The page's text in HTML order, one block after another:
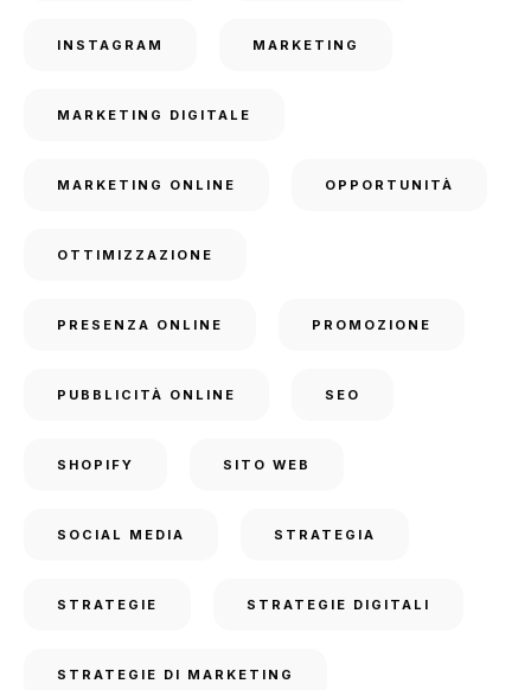
INSTAGRAM MARKETING
MARKETING DIGITALE
MARKETING ONLINE OPPORTUNITÀ
OTTIMIZZAZIONE
PRESENZA ONLINE PROMOZIONE
PUBBLICITÀ ONLINE SEO
SHOPIFY SITO WEB
SOCIAL MEDIA STRATEGIA
STRATEGIE STRATEGIE DIGITALI
STRATEGIE DI MARKETING